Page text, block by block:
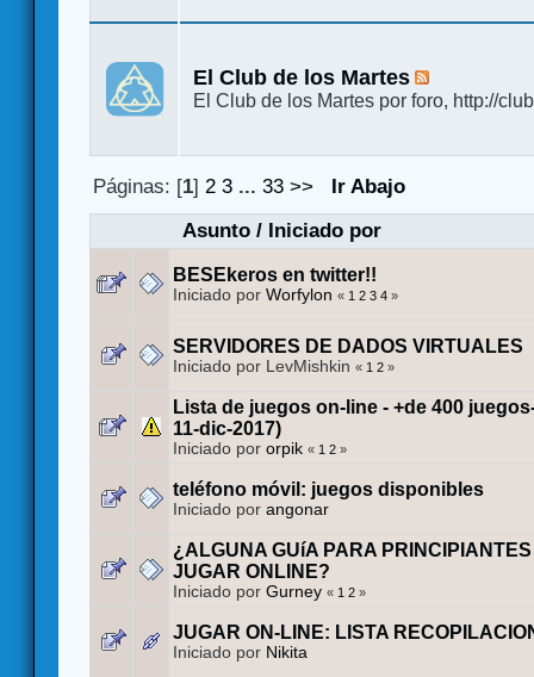
El Club de los Martes
El Club de los Martes por foro, http://
Páginas: [1]2 3 ...33 >>
Ir Abajo
Asunto/ Iniciado por
BESEkeros en twitter!!
Iniciado por Worfylon « 1 2 3 4 »
SERVIDORES DE DADOS VIRTUALES
Iniciado por LevMishkin « 1 2 »
Lista de juegos on-line - +de 400
11-dic-2017)
Iniciado por orpik « 1 2 »
teléfono móvil: juegos disponibles
Iniciado por angonar
¿ALGUNA GUíA PARA
JUGAR ONLINE?
Iniciado por Gurney « 1 2 »
JUGAR ON-LINE: LISTA
Iniciado por Nikita